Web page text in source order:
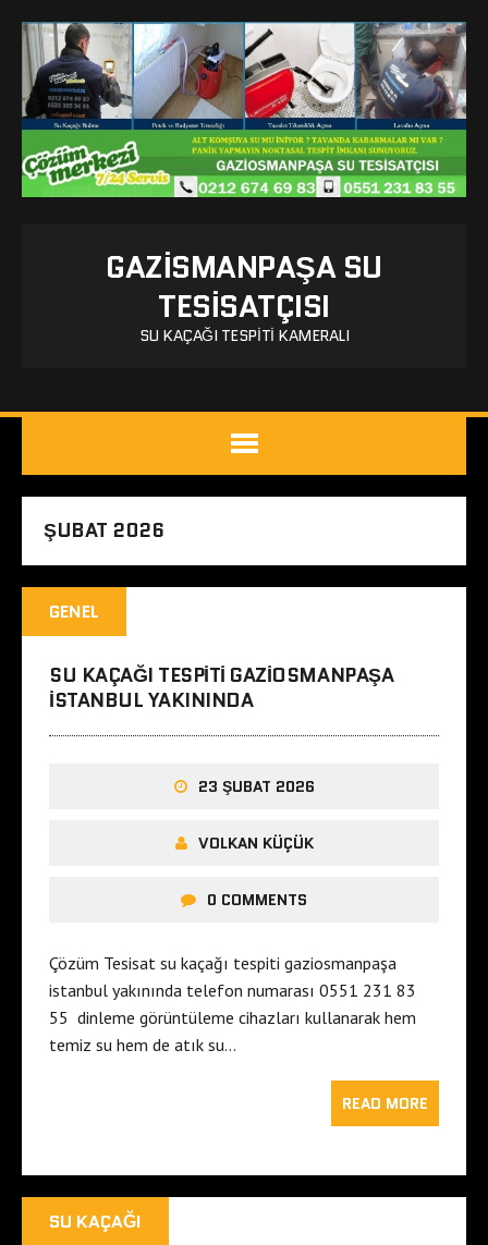
GAZISMANPAŞA SU
TESISATÇISI
SU KAÇAĞI TESPITI KAMERALI
ŞUBAT 2026
GENEL
SU KAÇAĞI TESPITI GAZIOSMANPAŞA
ISTANBUL YAKININDA
23 ŞUBAT 2026
VOLKAN KÜÇÜK
0 COMMENTS
Çözüm Tesisat su kaçağı tespiti gaziosmanpaşa
istanbul yakınında telefon numarası 0551 231 83
55 dinleme görüntüleme cihazları kullanarak hem
temiz su hem de atık su…
READ MORE
SU KAÇAĞI